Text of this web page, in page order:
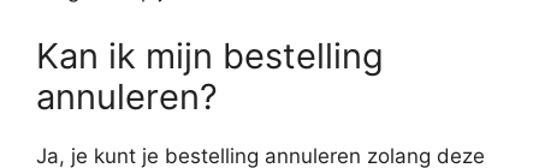
Kan ik mijn bestelling
annuleren?
Ja, je kunt je bestelling annuleren zolang deze